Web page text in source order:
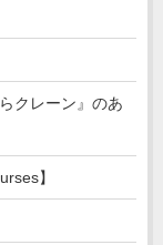
クレーン』のあ
】